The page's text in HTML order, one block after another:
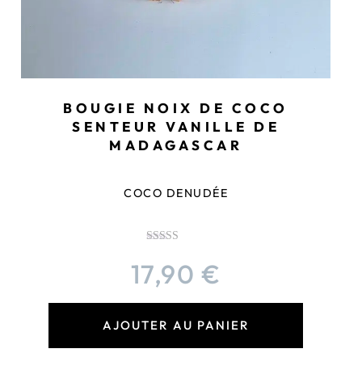
BOUGIE NOIX DE COCO
SENTEUR VANILLE DE
MADAGASCAR
COCO DENUDÉE
5.00
sur 5
17,90 €
AJOUTER AU PANIER